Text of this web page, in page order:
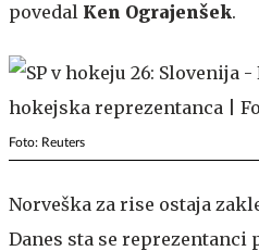
povedal Ken Ograjenšek.
Foto: Reuters
Norveška za rise ostaja
Danes sta se reprezentanci